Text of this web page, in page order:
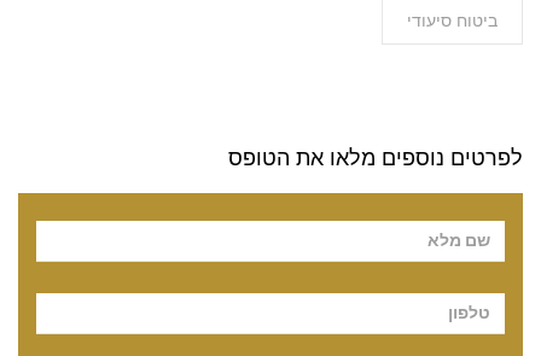
ביטוח סיעודי
לפרטים נוספים מלאו את הטופס